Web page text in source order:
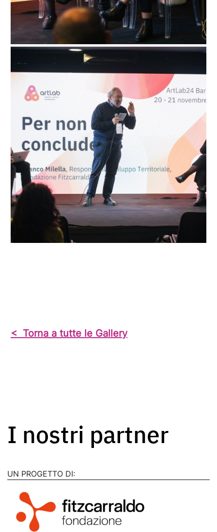
< Torna a tutte le Gallery
I nostri partner
UN PROGETTO DI: